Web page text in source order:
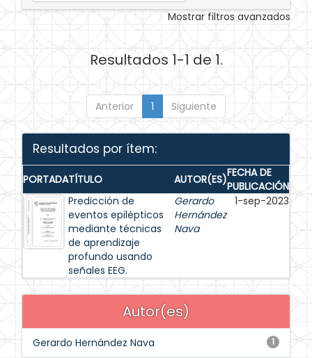
Mostrar filtros avanzados
Resultados 1-1 de 1.
Anterior 1 Siguiente
Resultados por ítem:
PORTADATÍTULO AUTOR(ES)FECHA DE
PUBLICACIÓN
Predicción de
eventos epilépticos
mediante técnicas
de aprendizaje
profundo usando
señales EEG.
Gerardo
Hernández
Nava
1-sep-2023
Autor(es)
1
Gerardo Hernández Nava